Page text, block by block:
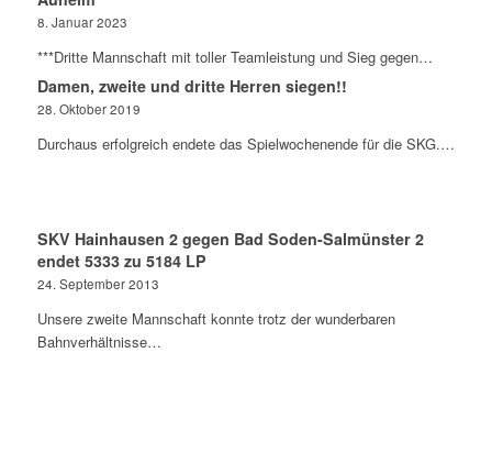
8. Januar 2023
***Dritte Mannschaft mit toller Teamleistung und Sieg gegen…
Damen, zweite und dritte Herren siegen!!
28. Oktober 2019
Durchaus erfolgreich endete das Spielwochenende für die SKG.…
SKV Hainhausen 2 gegen Bad Soden-Salmünster 2
endet 5333 zu 5184 LP
24. September 2013
Unsere zweite Mannschaft konnte trotz der wunderbaren
Bahnverhältnisse…